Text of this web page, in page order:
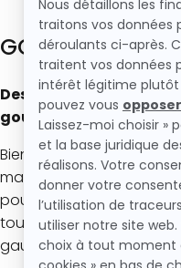
GOÛTERS
Des recettes de
gourmandes
Bienvenue dans ma
maison ! Tu retrouveras
pour préparer
toute la famille : cookies,
gaufres, brioches, cakes